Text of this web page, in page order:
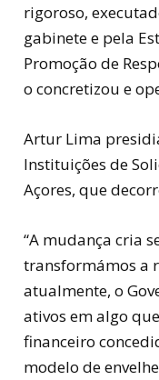
rigoroso,
gabinete e pela
Promoção de
o concretizou e
Artur Lima
Instituições de
Açores, que
“A mudança cria
transformámos a
atualmente, o
ativos em algo
financeiro
modelo de